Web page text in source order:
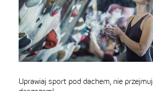
Uprawiaj sport pod dachem, nie